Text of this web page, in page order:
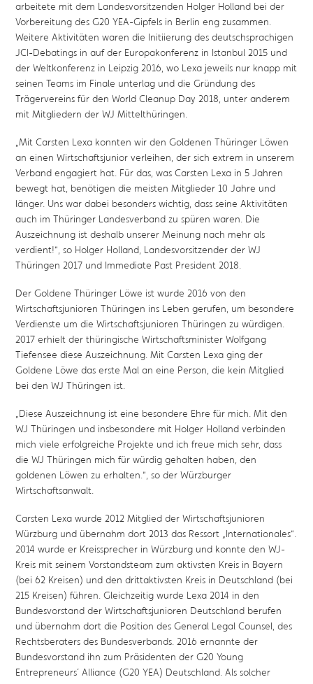
arbeitete mit dem Landesvorsitzenden Holger Holland bei der
Vorbereitung des G20 YEA-Gipfels in Berlin eng zusammen.
Weitere Aktivitäten waren die Initiierung des deutschsprachigen
JCI-Debatings in auf der Europakonferenz in Istanbul 2015 und
der Weltkonferenz in Leipzig 2016, wo Lexa jeweils nur knapp mit
seinen Teams im Finale unterlag und die Gründung des
Trägervereins für den World Cleanup Day 2018, unter anderem
mit Mitgliedern der WJ Mittelthüringen.
„Mit Carsten Lexa konnten wir den Goldenen Thüringer Löwen
an einen Wirtschaftsjunior verleihen, der sich extrem in unserem
Verband engagiert hat. Für das, was Carsten Lexa in 5 Jahren
bewegt hat, benötigen die meisten Mitglieder 10 Jahre und
länger. Uns war dabei besonders wichtig, dass seine Aktivitäten
auch im Thüringer Landesverband zu spüren waren. Die
Auszeichnung ist deshalb unserer Meinung nach mehr als
verdient!“, so Holger Holland, Landesvorsitzender der WJ
Thüringen 2017 und Immediate Past President 2018.
Der Goldene Thüringer Löwe ist wurde 2016 von den
Wirtschaftsjunioren Thüringen ins Leben gerufen, um besondere
Verdienste um die Wirtschaftsjunioren Thüringen zu würdigen.
2017 erhielt der thüringische Wirtschaftsminister Wolfgang
Tiefensee diese Auszeichnung. Mit Carsten Lexa ging der
Goldene Löwe das erste Mal an eine Person, die kein Mitglied
bei den WJ Thüringen ist.
„Diese Auszeichnung ist eine besondere Ehre für mich. Mit den
WJ Thüringen und insbesondere mit Holger Holland verbinden
mich viele erfolgreiche Projekte und ich freue mich sehr, dass
die WJ Thüringen mich für würdig gehalten haben, den
goldenen Löwen zu erhalten.“, so der Würzburger
Wirtschaftsanwalt.
Carsten Lexa wurde 2012 Mitglied der Wirtschaftsjunioren
Würzburg und übernahm dort 2013 das Ressort „Internationales“.
2014 wurde er Kreissprecher in Würzburg und konnte den WJ-
Kreis mit seinem Vorstandsteam zum aktivsten Kreis in Bayern
(bei 62 Kreisen) und den drittaktivsten Kreis in Deutschland (bei
215 Kreisen) führen. Gleichzeitig wurde Lexa 2014 in den
Bundesvorstand der Wirtschaftsjunioren Deutschland berufen
und übernahm dort die Position des General Legal Counsel, des
Rechtsberaters des Bundesverbands. 2016 ernannte der
Bundesvorstand ihn zum Präsidenten der G20 Young
Entrepreneurs´ Alliance (G20 YEA) Deutschland. Als solcher